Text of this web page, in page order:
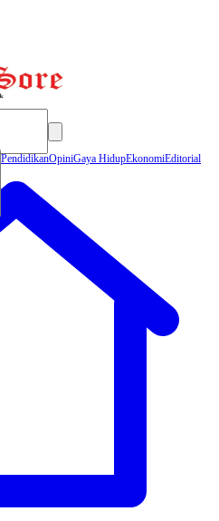
PendidikanOpiniGaya HidupEkonomiEditorial